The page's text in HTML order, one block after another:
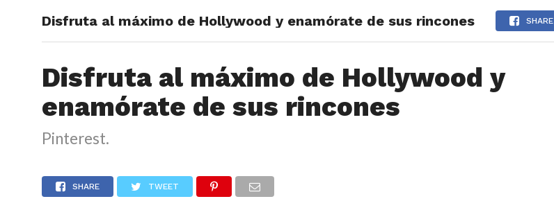
ARTÍCULOS REVIEWS EVENTOS GASTRONOMÍA
Disfruta al máximo de Hollywood y enamórate de sus rincones SHARE
Disfruta al máximo de Hollywood y
enamórate de sus rincones
Pinterest.
SHARE TWEET